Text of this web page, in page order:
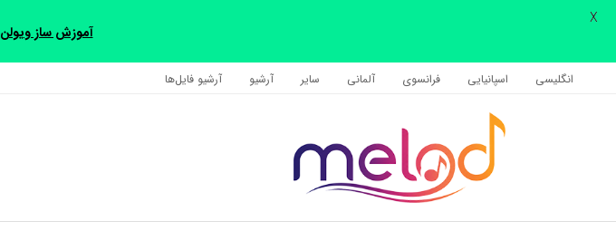
انگلیسی اسپانیایی فرانسوی آلمانی سایر آرشیو آرشیو فایل‌‎ها
اشتراک گذاری
با استفاده از روش‌های زیر می‌توانید این صفحه را با دوستان خود به
کپی لینک
آموزش ساز ویولن
X